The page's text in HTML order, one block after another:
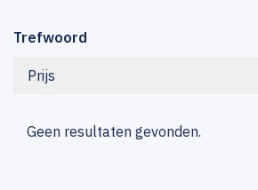
Trefwoord
Prijs
Geen resultaten gevonden.